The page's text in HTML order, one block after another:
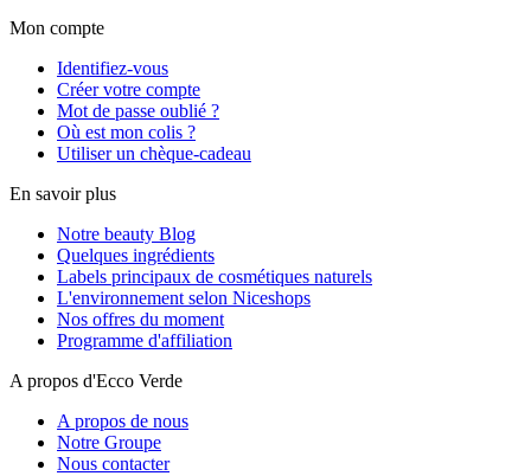
Mon compte
Identifiez-vous
Créer votre compte
Mot de passe oublié ?
Où est mon colis ?
Utiliser un chèque-cadeau
En savoir plus
Notre beauty Blog
Quelques ingrédients
Labels principaux de cosmétiques naturels
L'environnement selon Niceshops
Nos offres du moment
Programme d'affiliation
A propos d'Ecco Verde
A propos de nous
Notre Groupe
Nous contacter